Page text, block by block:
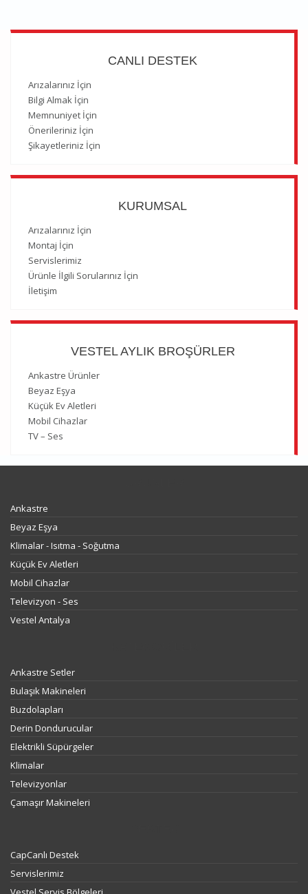
CANLI DESTEK
Arızalarınız İçin
Bilgi Almak İçin
Memnuniyet İçin
Önerileriniz İçin
Şikayetleriniz İçin
KURUMSAL
Arızalarınız İçin
Montaj İçin
Servislerimiz
Ürünle İlgili Sorularınız İçin
İletişim
VESTEL AYLIK BROŞÜRLER
Ankastre Ürünler
Beyaz Eşya
Küçük Ev Aletleri
Mobil Cihazlar
TV – Ses
Ankastre
Beyaz Eşya
Klimalar - Isıtma - Soğutma
Küçük Ev Aletleri
Mobil Cihazlar
Televizyon - Ses
Vestel Antalya
Ankastre Setler
Bulaşık Makineleri
Buzdolapları
Derin Dondurucular
Elektrikli Süpürgeler
Klimalar
Televizyonlar
Çamaşır Makineleri
CapCanlı Destek
Servislerimiz